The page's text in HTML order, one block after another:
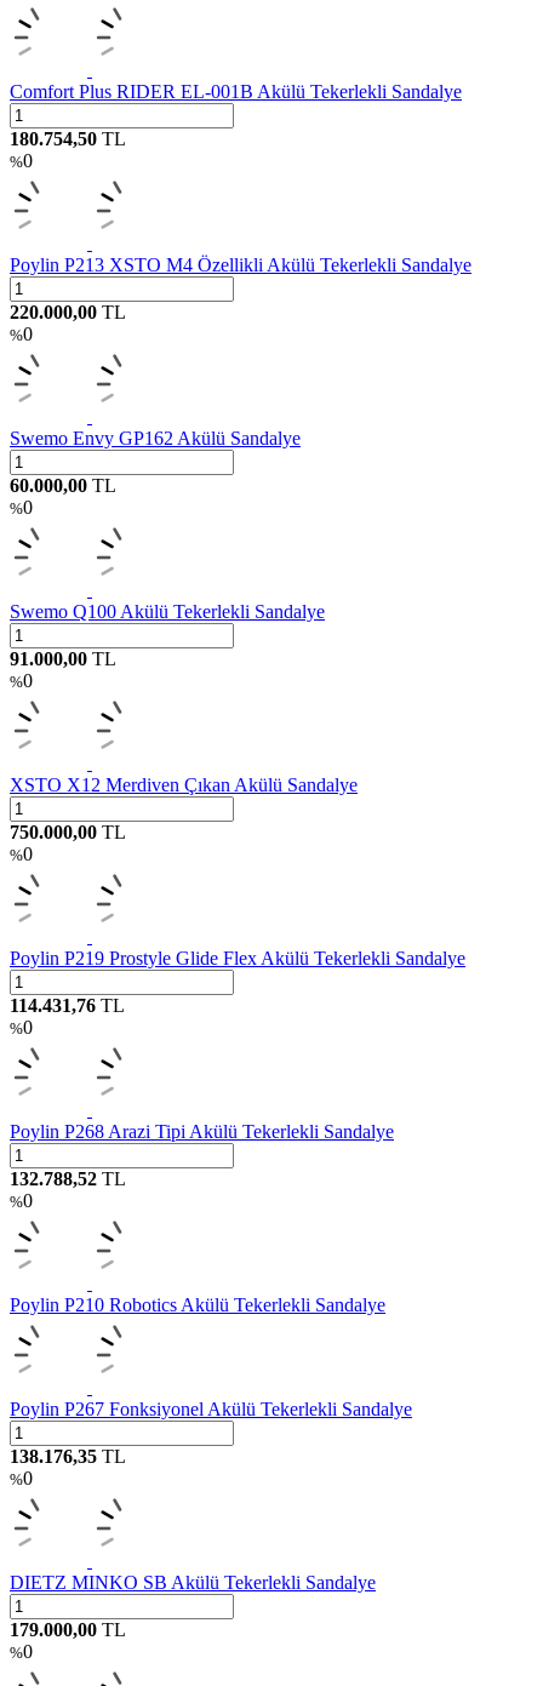
Comfort Plus RIDER EL-001B Akülü Tekerlekli Sandalye
180.754,50 TL
%0
Poylin P213 XSTO M4 Özellikli Akülü Tekerlekli Sandalye
220.000,00 TL
%0
Swemo Envy GP162 Akülü Sandalye
60.000,00 TL
%0
Swemo Q100 Akülü Tekerlekli Sandalye
91.000,00 TL
%0
XSTO X12 Merdiven Çıkan Akülü Sandalye
750.000,00 TL
%0
Poylin P219 Prostyle Glide Flex Akülü Tekerlekli Sandalye
114.431,76 TL
%0
Poylin P268 Arazi Tipi Akülü Tekerlekli Sandalye
132.788,52 TL
%0
Poylin P210 Robotics Akülü Tekerlekli Sandalye
Poylin P267 Fonksiyonel Akülü Tekerlekli Sandalye
138.176,35 TL
%0
DIETZ MINKO SB Akülü Tekerlekli Sandalye
179.000,00 TL
%0